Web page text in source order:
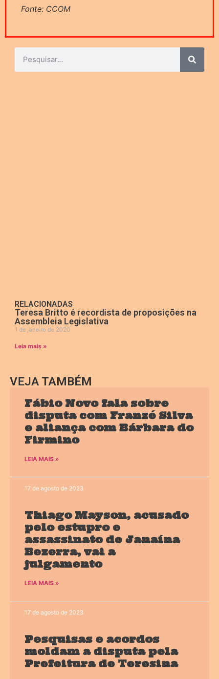
Fonte: CCOM
RELACIONADAS
Teresa Britto é recordista de proposições na
Assembleia Legislativa
1 de janeiro de 2020
Leia mais »
VEJA TAMBÉM
Fábio Novo fala sobre
disputa com Franzé Silva
e aliança com Bárbara do
Firmino
LEIA MAIS »
17 de agosto de 2023
Thiago Mayson, acusado
pelo estupro e
assassinato de Janaína
Bezerra, vai a
julgamento
LEIA MAIS »
17 de agosto de 2023
Pesquisas e acordos
moldam a disputa pela
Prefeitura de Teresina